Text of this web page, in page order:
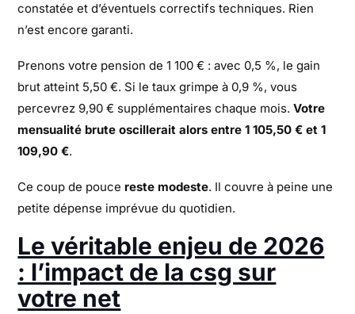
constatée et d’éventuels correctifs techniques. Rien
n’est encore garanti.
Prenons votre pension de 1 100 € : avec 0,5 %, le gain
brut atteint 5,50 €. Si le taux grimpe à 0,9 %, vous
percevrez 9,90 € supplémentaires chaque mois.Votre
mensualité brute oscillerait alors entre 1 105,50 € et 1
109,90 €.
Ce coup de pouce reste modeste. Il couvre à peine une
petite dépense imprévue du quotidien.
Le véritable enjeu de 2026
: l’impact de la csg sur
votre net